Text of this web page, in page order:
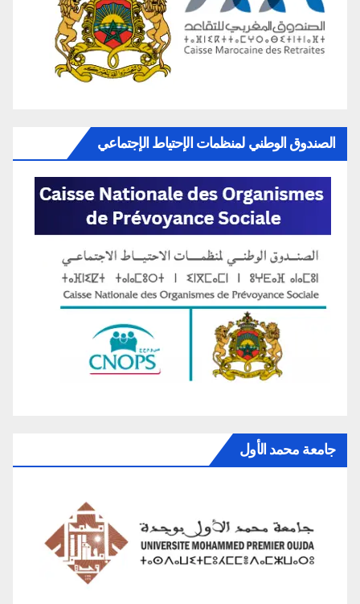
الصندوق الوطني لمنظمات الإحتياط الإجتماعي
جامعة محمد الأول